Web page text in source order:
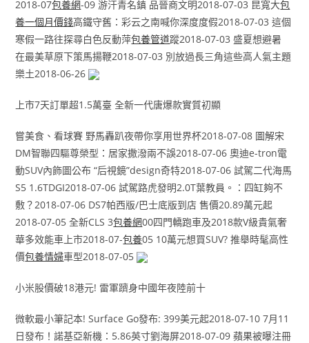
2018-07包養網-09 游汗青名鎮 品晉商文明2018-07-03 昆寬大包
養一個月價錢高鐵守舊：彩云之南喊你深度度假2018-07-03 這個
寒假一路往探尋白色反動萍包養管道蹤2018-07-03 盛夏想避暑
在最美草原下策馬揚鞭2018-07-03 別放過長三角這些高人氣主題
樂土2018-06-26
上市7天訂單超1.5萬臺 全新一代唐爆款實質初顯
嘗美食、看球賽 野馬轟趴夜帶你享用世界杯2018-07-08 圖解宋
DM智聯四驅尊榮型：居家撒潑兩不誤2018-07-06 奧迪e-tron電
動SUV內飾圖公布 “后視鏡”design奇特2018-07-06 試駕二代海馬
S5 1.6TDGI2018-07-06 試駕路虎發明2.0T葉教員。：四缸夠不
敷？2018-07-06 DS7帕西版/巴士底版到店 售價20.89萬元起
2018-07-05 全新CLS 3包養網00四門轎跑車及2018款V級貴氣奢
華多效能車上市2018-07-包養05 10萬元想買SUV? 推舉時髦高性
價包養情婦車型2018-07-05
小米股價破18港元! 雷軍躋身中國年夜陸前十
微軟最小筆記本! Surface Go發布: 399美元起2018-07-10 7月11
日發布！諾基亞新機：5.86英寸劉海屏2018-07-09 蘋果被曝注冊